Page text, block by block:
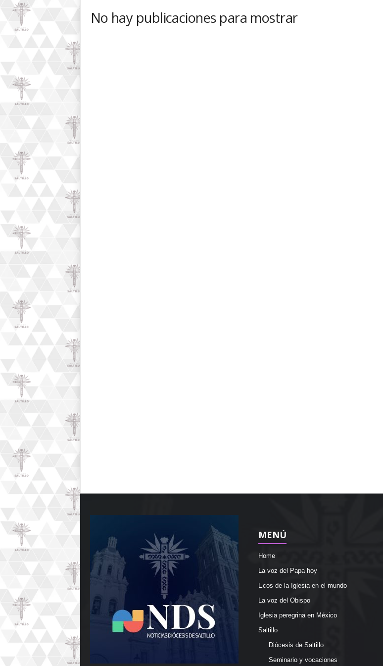
l
No hay publicaciones para mostrar
MENÚ
Home
La voz del Papa hoy
Ecos de la Iglesia en el mundo
La voz del Obispo
Iglesia peregrina en México
Saltillo
Diócesis de Saltillo
Seminario y vocaciones